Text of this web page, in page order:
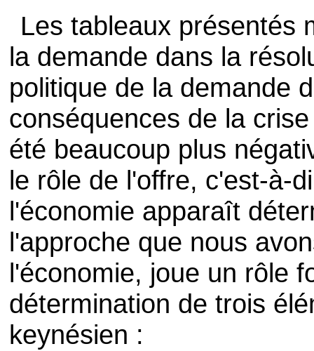
Les tableaux présentés
la demande dans la
politique de la demande
conséquences de la
été beaucoup plus
le rôle de l'offre, c'est-à-
l'économie apparaît
l'approche que nous
l'économie, joue un rôle
détermination de trois
keynésien :